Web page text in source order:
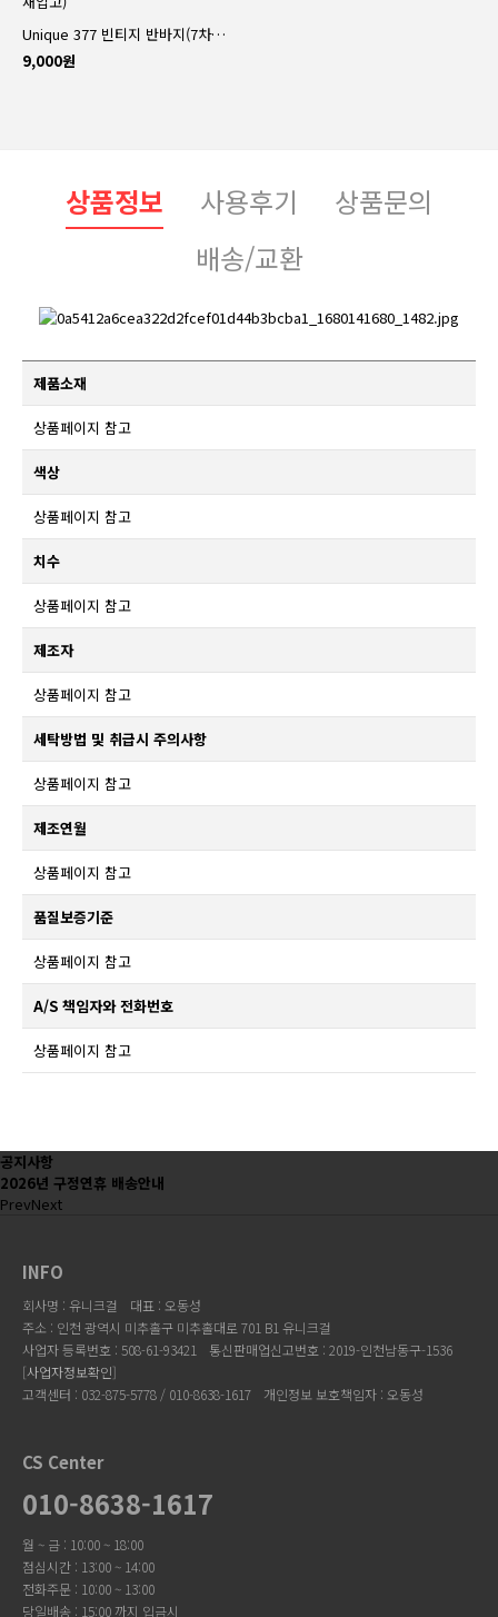
Unique 377 빈티지 반바지(7차재입고)
9,000원
상품정보 사용후기
상품문의
배송/교환
제품소재
상품페이지 참고
색상
상품페이지 참고
치수
상품페이지 참고
제조자
상품페이지 참고
세탁방법 및 취급시 주의사항
상품페이지 참고
제조연월
상품페이지 참고
품질보증기준
상품페이지 참고
A/S 책임자와 전화번호
상품페이지 참고
공지사항
2026년 구정연휴 배송안내
PrevNext
INFO
회사명 : 유니크걸
대표 : 오동성
주소 : 인천 광역시 미추홀구 미추홀대로 701 B1 유니크걸
사업자 등록번호 : 508-61-93421
통신판매업신고번호 : 2019-인천남동구-1536
[사업자정보확인]
고객센터 : 032-875-5778 / 010-8638-1617
개인정보 보호책임자 : 오동성
CS Center
010-8638-1617
월 ~ 금 : 10:00 ~ 18:00
점심시간 : 13:00 ~ 14:00
전화주문 : 10:00 ~ 13:00
당일배송 : 15:00 까지 입금시